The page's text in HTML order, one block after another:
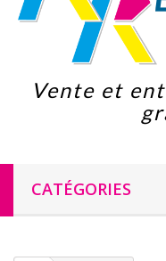
Vente et
CATÉGORIES